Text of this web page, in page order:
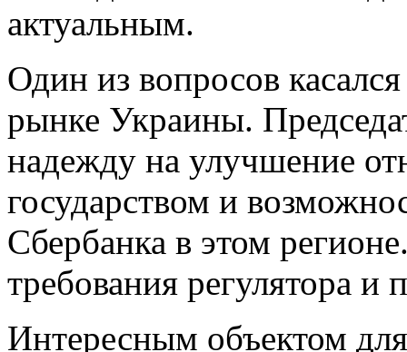
актуальным.
Один из вопросов
рынке Украины.
надежду на улучшение
государством и
Сбербанка в этом
требования регулятора
Интересным объектом